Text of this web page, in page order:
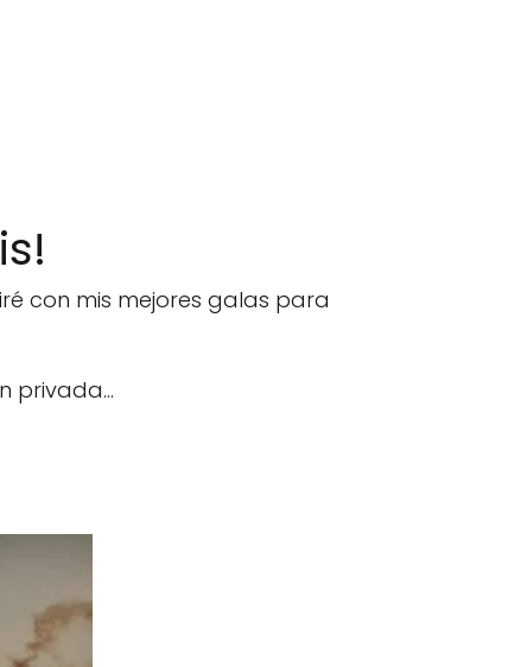
con mis mejores galas para
privada...